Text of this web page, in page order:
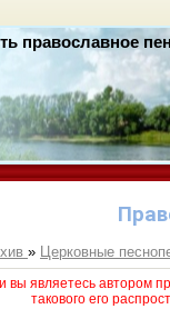
православное
» Церковные
являетесь автором
такового его